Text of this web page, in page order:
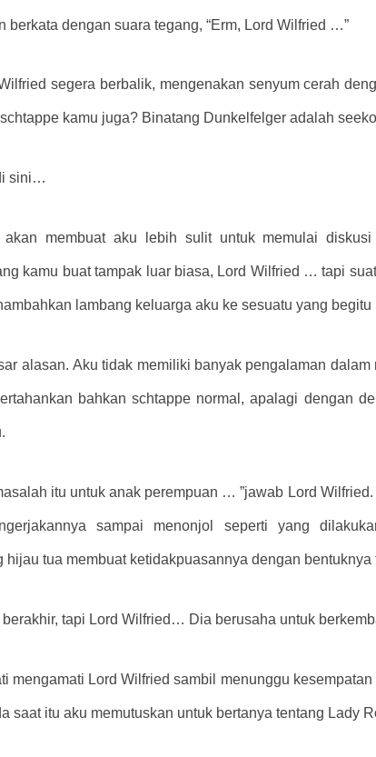
berkata dengan suara tegang, “Erm, Lord Wilfried …”
segera berbalik, mengenakan senyum cerah
kamu juga? Binatang Dunkelfelger adalah
sini…
akan membuat aku lebih sulit untuk memulai
kamu buat tampak luar biasa, Lord Wilfried … tapi
lambang keluarga aku ke sesuatu yang begitu
alasan. Aku tidak memiliki banyak pengalaman
bahkan schtappe normal, apalagi dengan
itu untuk anak perempuan … ”jawab Lord
sampai menonjol seperti yang
hijau tua membuat ketidakpuasannya dengan bentuknya
tapi Lord Wilfried… Dia berusaha untuk
mengamati Lord Wilfried sambil menunggu
saat itu aku memutuskan untuk bertanya tentang Lady